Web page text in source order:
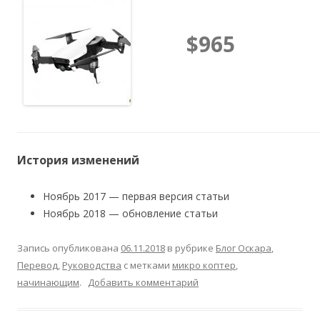
$965
История изменений
Ноябрь 2017 — первая версия статьи
Ноябрь 2018 — обновление статьи
Запись опубликована 06.11.2018 в рубрике Блог Оскара,
Перевод, Руководства с метками микро коптер,
начинающим. Добавить комментарий